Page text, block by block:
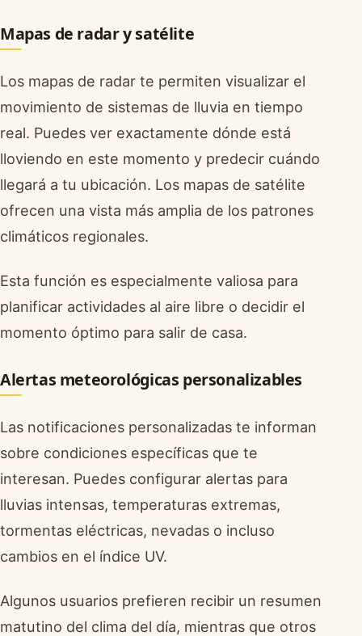
Mapas de radar y satélite
Los mapas de radar te permiten visualizar el
movimiento de sistemas de lluvia en tiempo
real. Puedes ver exactamente dónde está
lloviendo en este momento y predecir cuándo
llegará a tu ubicación. Los mapas de satélite
ofrecen una vista más amplia de los patrones
climáticos regionales.
Esta función es especialmente valiosa para
planificar actividades al aire libre o decidir el
momento óptimo para salir de casa.
Alertas meteorológicas personalizables
Las notificaciones personalizadas te informan
sobre condiciones específicas que te
interesan. Puedes configurar alertas para
lluvias intensas, temperaturas extremas,
tormentas eléctricas, nevadas o incluso
cambios en el índice UV.
Algunos usuarios prefieren recibir un resumen
matutino del clima del día, mientras que otros